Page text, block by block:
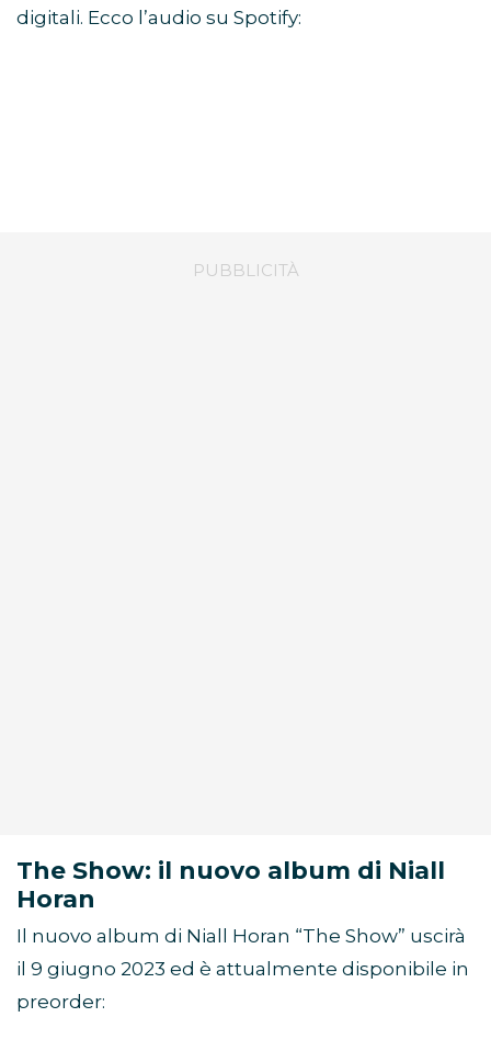
digitali. Ecco l’audio su Spotify:
The Show: il nuovo album di Niall
Horan
Il nuovo album di Niall Horan “The Show” uscirà
il 9 giugno 2023 ed è attualmente disponibile in
preorder: